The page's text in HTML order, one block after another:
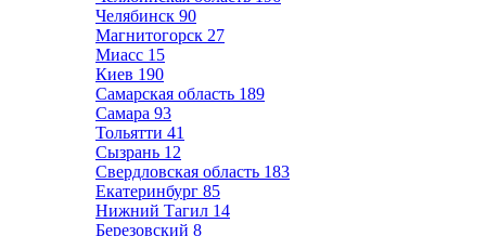
Челябинск 90
Магнитогорск 27
Миасс 15
Киев 190
Самарская область 189
Самара 93
Тольятти 41
Сызрань 12
Свердловская область 183
Екатеринбург 85
Нижний Тагил 14
Березовский 8